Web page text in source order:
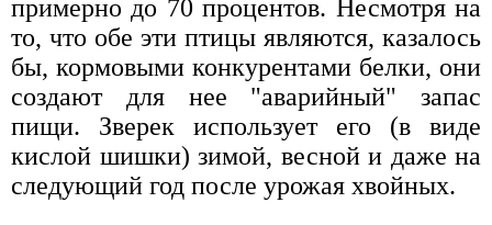
примерно до 70 процентов. Несмотря на
то, что обе эти птицы являются, казалось
бы, кормовыми конкурентами белки, они
создают для нее "аварийный" запас
пищи. Зверек использует его (в виде
кислой шишки) зимой, весной и даже на
следующий год после урожая хвойных.